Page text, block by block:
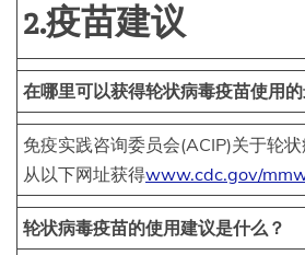
2.疫苗建议
在哪里可以获得轮状病毒疫苗使用
免疫实践咨询委员会(ACIP)关于轮
从以下网址获得www.cdc.gov/
轮状病毒疫苗的使用建议是什么？